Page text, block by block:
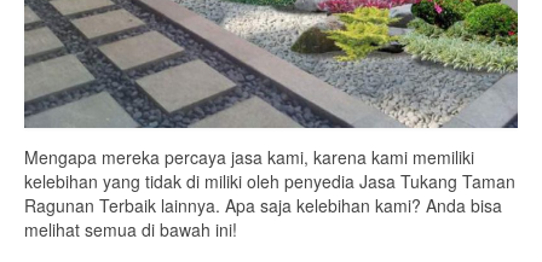
Mengapa mereka percaya jasa kami, karena kami memiliki
kelebihan yang tidak di miliki oleh penyedia Jasa Tukang Taman
Ragunan Terbaik lainnya. Apa saja kelebihan kami? Anda bisa
melihat semua di bawah ini!